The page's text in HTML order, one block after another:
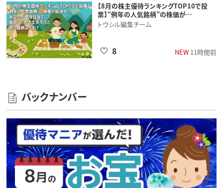
【8月の株主優待ランキングTOP10で投
票】“例年の人気銘柄”の株価が…
トウシル編集チーム
NEW11時間前
8
バックナンバー